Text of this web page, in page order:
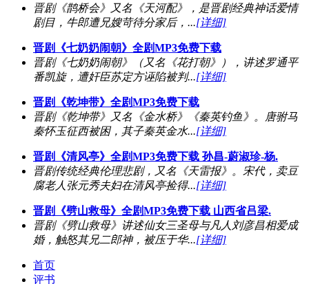
晋剧《鹊桥会》又名《天河配》，是晋剧经典神话爱情
剧目，牛郎遭兄嫂苛待分家后，...[详细]
晋剧《七奶奶闹朝》全剧MP3免费下载
晋剧《七奶奶闹朝》（又名《花打朝》），讲述罗通平
番凯旋，遭奸臣苏定方诬陷被判...[详细]
晋剧《乾坤带》全剧MP3免费下载
晋剧《乾坤带》又名《金水桥》《秦英钓鱼》。唐驸马
秦怀玉征西被困，其子秦英金水...[详细]
晋剧《清风亭》全剧MP3免费下载 孙昌-蔚淑珍-杨.
晋剧传统经典伦理悲剧，又名《天雷报》。宋代，卖豆
腐老人张元秀夫妇在清风亭捡得...[详细]
晋剧《劈山救母》全剧MP3免费下载 山西省吕梁.
晋剧《劈山救母》讲述仙女三圣母与凡人刘彦昌相爱成
婚，触怒其兄二郎神，被压于华...[详细]
首页
评书